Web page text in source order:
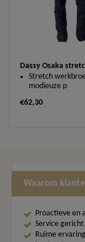
€62,30
Stretch
modieuze p
Waarom
Proactieve en
Service
Ruime